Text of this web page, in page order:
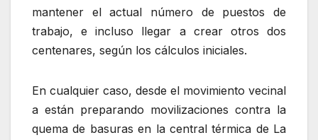
mantener el actual número de puestos de
trabajo, e incluso llegar a crear otros dos
centenares, según los cálculos iniciales.
En cualquier caso, desde el movimiento vecinal
a están preparando movilizaciones contra la
quema de basuras en la central térmica de La